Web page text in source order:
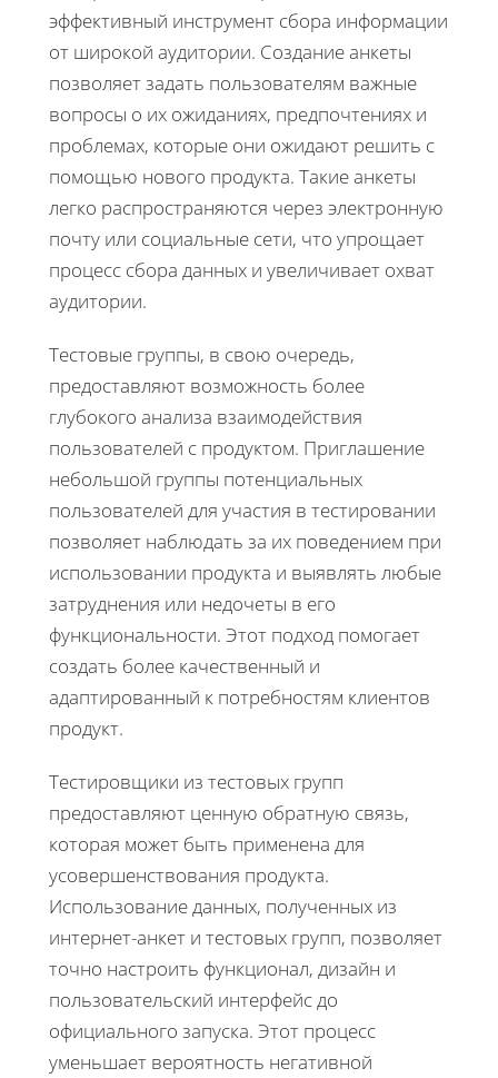
эффективный инструмент сбора информации
от широкой аудитории. Создание анкеты
позволяет задать пользователям важные
вопросы о их ожиданиях, предпочтениях и
проблемах, которые они ожидают решить с
помощью нового продукта. Такие анкеты
легко распространяются через электронную
почту или социальные сети, что упрощает
процесс сбора данных и увеличивает охват
аудитории.
Тестовые группы, в свою очередь,
предоставляют возможность более
глубокого анализа взаимодействия
пользователей с продуктом. Приглашение
небольшой группы потенциальных
пользователей для участия в тестировании
позволяет наблюдать за их поведением при
использовании продукта и выявлять любые
затруднения или недочеты в его
функциональности. Этот подход помогает
создать более качественный и
адаптированный к потребностям клиентов
продукт.
Тестировщики из тестовых групп
предоставляют ценную обратную связь,
которая может быть применена для
усовершенствования продукта.
Использование данных, полученных из
интернет-анкет и тестовых групп, позволяет
точно настроить функционал, дизайн и
пользовательский интерфейс до
официального запуска. Этот процесс
уменьшает вероятность негативной